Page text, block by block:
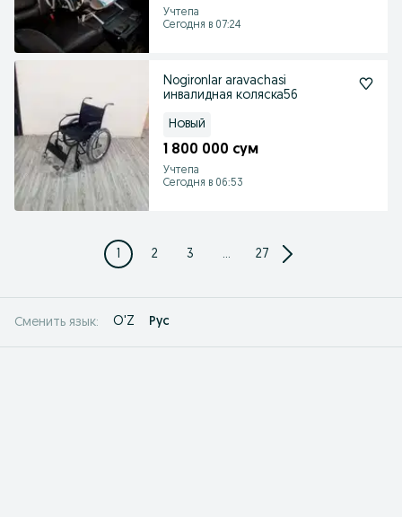
Учтепа
Сегодня в 07:24
Nogironlar aravachasi
инвалидная коляска56
Новый
1 800 000 сум
Учтепа
Сегодня в 06:53
1 2 3 ... 27
Сменить язык: O'Z Рус